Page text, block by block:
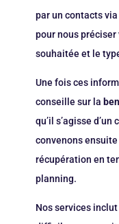
par un contacts
pour nous préciser
souhaitée et le
Une fois ces
conseille sur la
qu’il s’agisse
convenons
récupération en
planning.
Nos services